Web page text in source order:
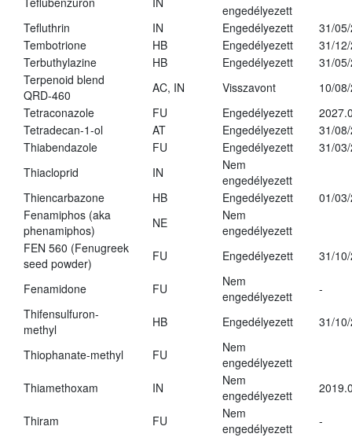
engedélyezett
Tefluthrin
IN Engedélyezett
31/
Tembotrione
HB Engedélyezett
31/
Terbuthylazine
HB Engedélyezett
31/
Terpenoid blend
QRD-460
AC, IN Visszavont
10/
Tetraconazole
FU Engedélyezett
Tetradecan-1-ol
AT Engedélyezett
31/
Thiabendazole
FU Engedélyezett
31/
Thiacloprid
IN
Nem
engedélyezett
Thiencarbazone
HB Engedélyezett
01/
Fenamiphos (aka
phenamiphos)
NE
Nem
engedélyezett
FEN 560 (Fenugreek
seed powder)
FU Engedélyezett 31/
Fenamidone FU
Nem
engedélyezett
-
Thifensulfuron-
methyl
HB Engedélyezett 31/
Thiophanate-methyl FU
Nem
engedélyezett
Thiamethoxam
IN
Nem
engedélyezett
Thiram FU
Nem
engedélyezett
-